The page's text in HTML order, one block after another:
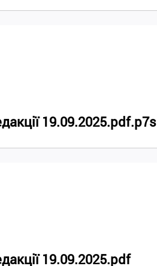
19.09.2025.pdf.p7s
19.09.2025.pdf